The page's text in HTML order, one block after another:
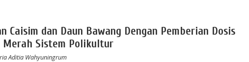
Caisim dan Daun Bawang Dengan Pemberian Dosis
Merah Sistem Polikultur
Aditia Wahyuningrum